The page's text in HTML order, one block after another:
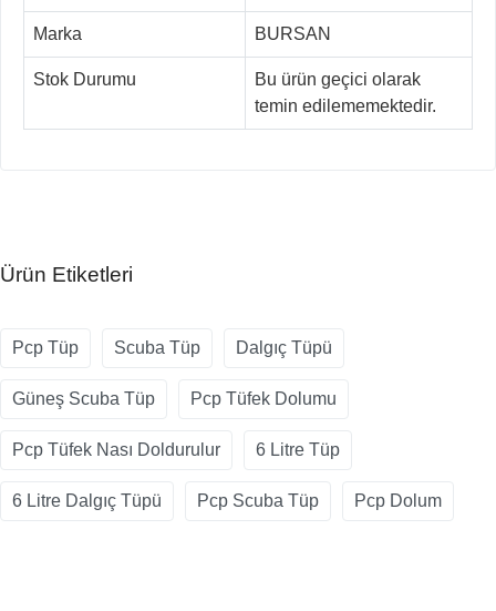
Marka BURSAN
Stok Durumu
Bu ürün geçici olarak
temin edilememektedir.
Ürün Etiketleri
Pcp Tüp Scuba Tüp Dalgıç Tüpü
Güneş Scuba Tüp Pcp Tüfek Dolumu
Pcp Tüfek Nası Doldurulur 6 Litre Tüp
6 Litre Dalgıç Tüpü Pcp Scuba Tüp Pcp Dolum